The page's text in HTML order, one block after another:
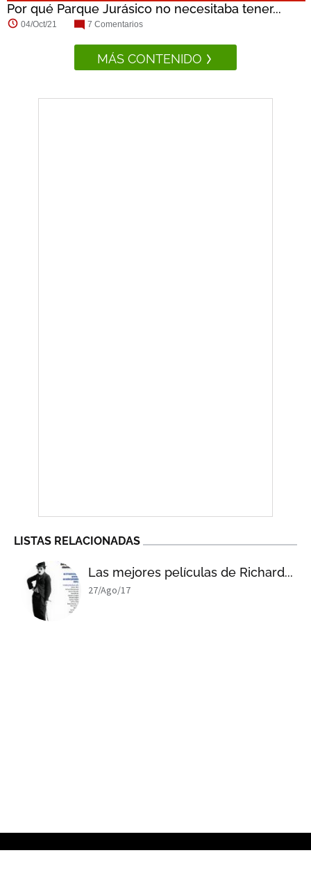
Por qué Parque Jurásico no necesitaba tener...
04/Oct/21 7 Comentarios
MÁS CONTENIDO
LISTAS RELACIONADAS
Las mejores películas de Richard...
27/Ago/17